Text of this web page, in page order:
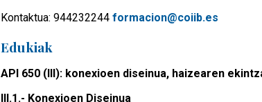
Kontaktua: 944232244 formacion@coiib.es
Edukiak
API 650 (III): konexioen diseinua, haizearen
III.1.- Konexioen Diseinua